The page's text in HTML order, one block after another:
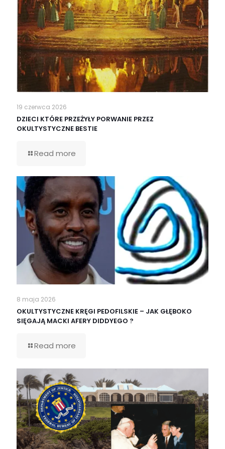
19 czerwca 2026
DZIECI KTÓRE PRZEŻYŁY PORWANIE PRZEZ
OKULTYSTYCZNE BESTIE
Read more
8 maja 2026
OKULTYSTYCZNE KRĘGI PEDOFILSKIE – JAK GŁĘBOKO
SIĘGAJĄ MACKI AFERY DIDDYEGO ?
Read more